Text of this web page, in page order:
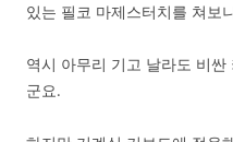
있는 필코 마제스터치를 쳐보
역시 아무리 기고 날라도 비
군요.